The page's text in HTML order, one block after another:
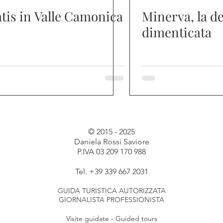
in Valle Camonica
Minerva, la
dimenticata
© 2015 - 2025
Daniela Rossi Saviore
P.IVA 03 209 170 988
Tel. +39 339 667 2031
GUIDA TURISTICA AUTORIZZATA
GIORNALISTA PROFESSIONISTA
Visite guidate - Guided tours